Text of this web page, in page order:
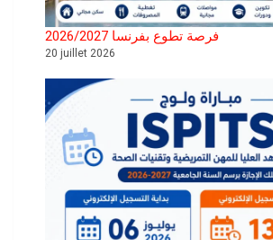
فرصة تطوع بفرنسا 2026/2027
20 juillet 2026